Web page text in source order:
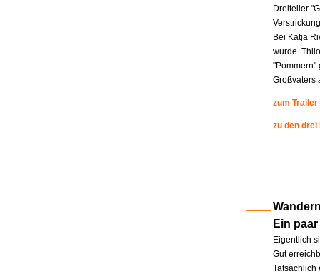
Dreiteiler
Bei Katja
wurde.
"Pommern"
Großvaters
zum Trailer
zu den
Ein
Eigentlich
Gut
Tatsächlich